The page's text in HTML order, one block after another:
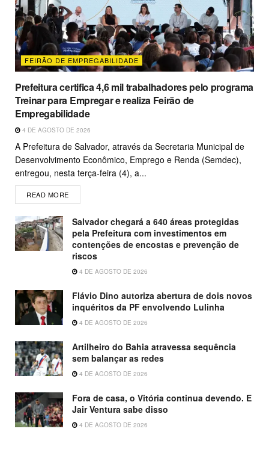
FEIRÃO DE EMPREGABILIDADE
Prefeitura certifica 4,6 mil trabalhadores pelo programa
Treinar para Empregar e realiza Feirão de
Empregabilidade
4 DE AGOSTO DE 2026
A Prefeitura de Salvador, através da Secretaria Municipal de
Desenvolvimento Econômico, Emprego e Renda (Semdec),
entregou, nesta terça-feira (4), a...
READ MORE
Salvador chegará a 640 áreas protegidas
pela Prefeitura com investimentos em
contenções de encostas e prevenção de
riscos
4 DE AGOSTO DE 2026
Flávio Dino autoriza abertura de dois novos
inquéritos da PF envolvendo Lulinha
4 DE AGOSTO DE 2026
Artilheiro do Bahia atravessa sequência
sem balançar as redes
4 DE AGOSTO DE 2026
Fora de casa, o Vitória continua devendo. E
Jair Ventura sabe disso
4 DE AGOSTO DE 2026